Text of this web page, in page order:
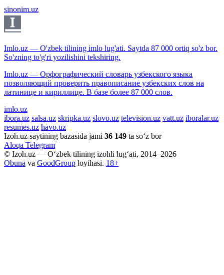
sinonim.uz
Imlo.uz — O'zbek tilining imlo lug'ati. Saytda 87 000 ortiq so'z bor.
So'zning to'g'ri yozilishini tekshiring.
Imlo.uz — Орфографический словарь узбекского языка
позволяющий проверить правописание узбекских слов на
латинице и кириллице. В базе более 87 000 слов.
imlo.uz
ibora.uz salsa.uz skripka.uz slovo.uz television.uz vatt.uz iboralar.uz
resumes.uz havo.uz
Izoh.uz saytining bazasida jami 36 149 ta so‘z bor
Aloqa Telegram
© Izoh.uz — O‘zbek tilining izohli lug‘ati, 2014–2026
Obuna va GoodGroup loyihasi. 18+